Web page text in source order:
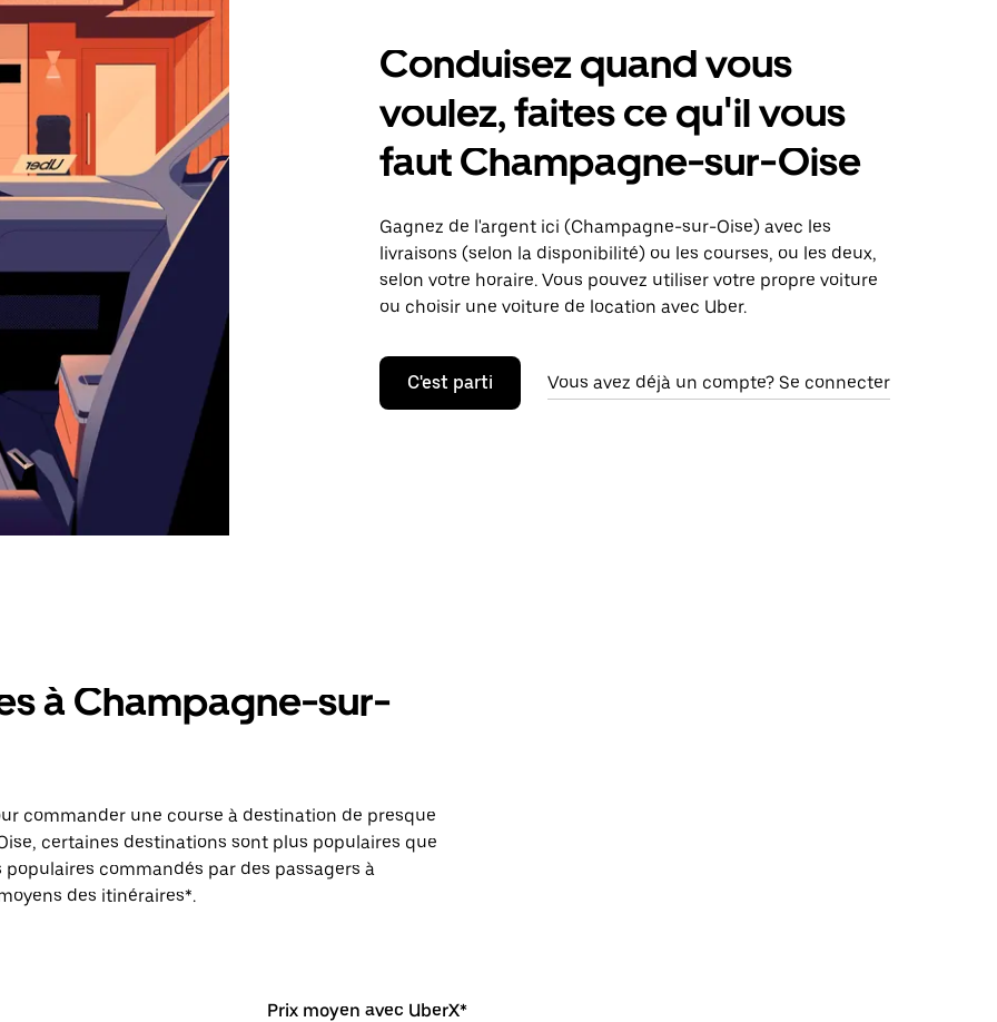
Conduisez quand vous
voulez, faites ce qu'il vous
faut Champagne-sur-Oise
Gagnez de l'argent ici (Champagne-sur-Oise) avec les
livraisons (selon la disponibilité) ou les courses, ou les deux,
selon votre horaire. Vous pouvez utiliser votre propre voiture
ou choisir une voiture de location avec Uber.
C'est parti Vous avez déjà un compte? Se connecter
à Champagne-sur-
commander une course à destination de presque
certaines destinations sont plus populaires que
commandés par des passagers à
des itinéraires*.
Prix moyen avec UberX*